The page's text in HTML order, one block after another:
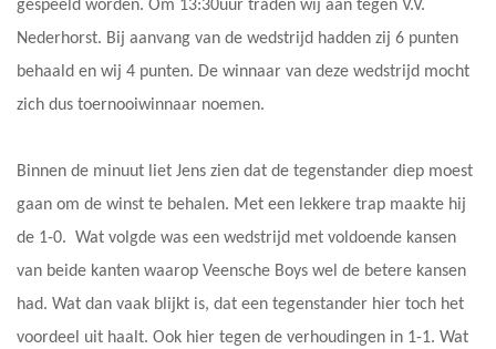
gespeeld worden. Om 13:30uur traden wij aan tegen V.V.
Nederhorst. Bij aanvang van de wedstrijd hadden zij 6 punten
behaald en wij 4 punten. De winnaar van deze wedstrijd mocht
zich dus toernooiwinnaar noemen.
Binnen de minuut liet Jens zien dat de tegenstander diep moest
gaan om de winst te behalen. Met een lekkere trap maakte hij
de 1-0. Wat volgde was een wedstrijd met voldoende kansen
van beide kanten waarop Veensche Boys wel de betere kansen
had. Wat dan vaak blijkt is, dat een tegenstander hier toch het
voordeel uit haalt. Ook hier tegen de verhoudingen in 1-1. Wat